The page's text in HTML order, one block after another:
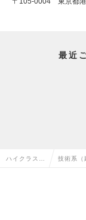
最近
ハイクラス求 技術系（